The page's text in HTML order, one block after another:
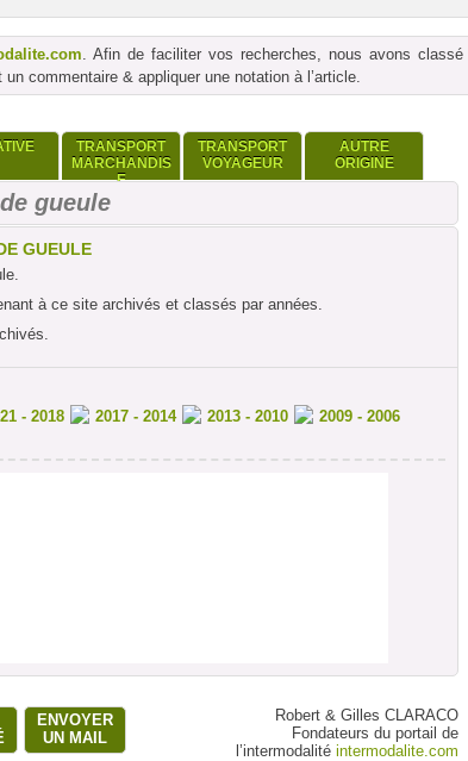
. Afin de faciliter vos recherches, nous avons
commentaire & appliquer une notation à l’article.
TRANSPORT
MARCHANDIS
E
TRANSPORT
VOYAGEUR
AUTRE
ORIGINE
gueule
GUEULE
à ce site archivés et classés par années.
- 2018 2017 - 2014 2013 - 2010
2009 - 2006
ENVOYER
UN MAIL
Robert & Gilles CLARACO
Fondateurs du portail de
l’intermodalité intermodalite.com